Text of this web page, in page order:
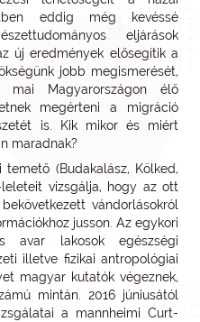
eddig még kevéssé
eljárások
új eredmények elősegítik a
jobb megismerését,
Magyarországon élő
megérteni a migráció
is. Kik mikor és miért
maradnak?
(Budakalász, Kölked,
vizsgálja, hogy az ott
vándorlásokról
jusson. Az egykori
avar lakosok egészségi
illetve fizikai antropológiai
magyar kutatók végeznek,
mintán. 2016 júniusától
a mannheimi Curt-